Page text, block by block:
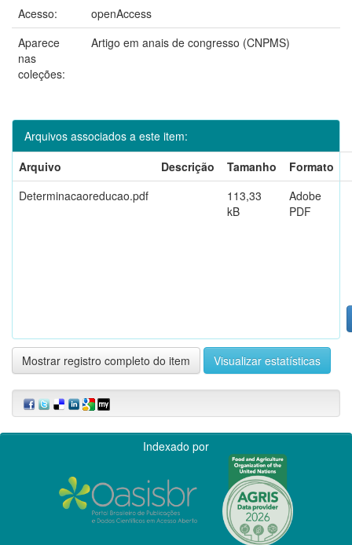
Acesso:
openAccess
Aparece
nas
coleções:
Artigo em anais de congresso (CNPMS)
Arquivos associados a este item:
Arquivo
Descrição Tamanho
Formato
Determinacaoreducao.pdf
113,33
kB
Adobe
PDF
Mostrar registro completo do item Visualizar estatísticas
Indexado por